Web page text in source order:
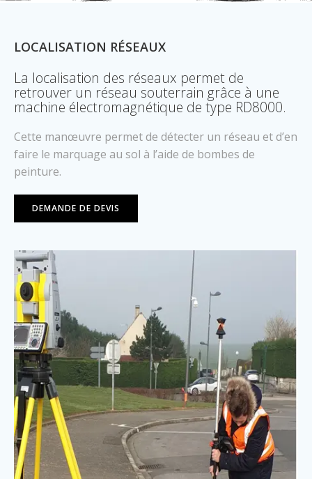
LOCALISATION RÉSEAUX
La localisation des réseaux permet de
retrouver un réseau souterrain grâce à une
machine électromagnétique de type RD8000.
Cette manœuvre permet de détecter un réseau et d’en
faire le marquage au sol à l’aide de bombes de
peinture.
DEMANDE DE DEVIS